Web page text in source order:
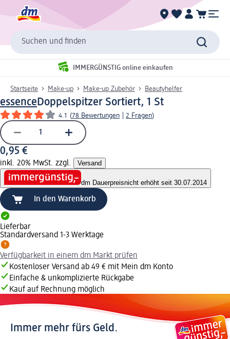
Suchen und finden
IMMERGÜNSTIG online einkaufen
Startseite Make-up Make-up Zubehör Beautyhelfer
essenceDoppelspitzer Sortiert, 1 St
4.1 (78 Bewertungen 2 Fragen)
0,95 €
inkl. 20% MwSt. zzgl. Versand
dm Dauerpreisnicht erhöht seit 30.07.2014
In den Warenkorb
Lieferbar
Standardversand 1-3 Werktage
Verfügbarkeit in einem dm Markt prüfen
Kostenloser Versand ab 49 € mit Mein dm Konto
Einfache & unkomplizierte Rückgabe
Kauf auf Rechnung möglich
Immer mehr fürs Geld.